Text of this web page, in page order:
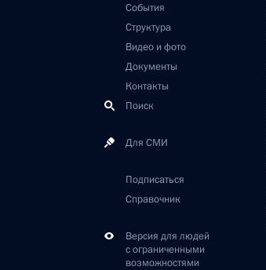
События
Структура
Видео и фото
Документы
Контакты
Поиск
Для СМИ
Подписаться
Справочник
Версия для людей
с ограниченными
возможностями